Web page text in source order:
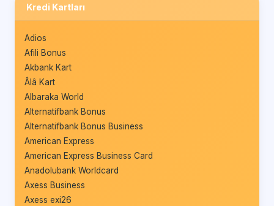
Kredi Kartları
Adios
Afili Bonus
Akbank Kart
Âlâ Kart
Albaraka World
Alternatifbank Bonus
Alternatifbank Bonus Business
American Express
American Express Business Card
Anadolubank Worldcard
Axess Business
Axess exi26